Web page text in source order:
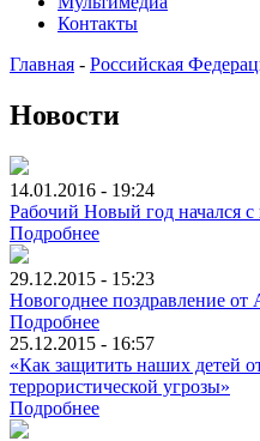
Контакты
Главная - Российская
Новости
14.01.2016 - 19:24
Рабочий Новый год начался
Подробнее
29.12.2015 - 15:23
Новогоднее поздравление от
Подробнее
25.12.2015 - 16:57
«Как защитить наших детей
террористической угрозы»
Подробнее